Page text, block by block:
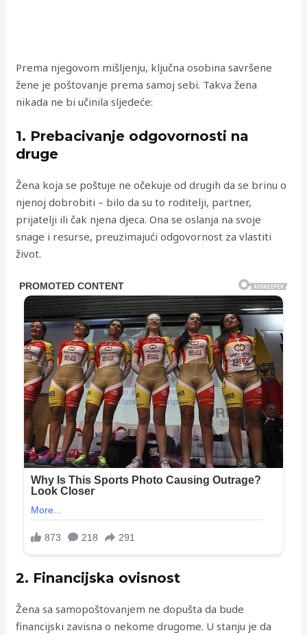
Prema njegovom mišljenju, ključna osobina savršene
žene je poštovanje prema samoj sebi. Takva žena
nikada ne bi učinila sljedeće:
1. Prebacivanje odgovornosti na
druge
Žena koja se poštuje ne očekuje od drugih da se brinu o
njenoj dobrobiti – bilo da su to roditelji, partner,
prijatelji ili čak njena djeca. Ona se oslanja na svoje
snage i resurse, preuzimajući odgovornost za vlastiti
život.
2. Financijska ovisnost
Žena sa samopoštovanjem ne dopušta da bude
financijski zavisna o nekome drugome. U stanju je da